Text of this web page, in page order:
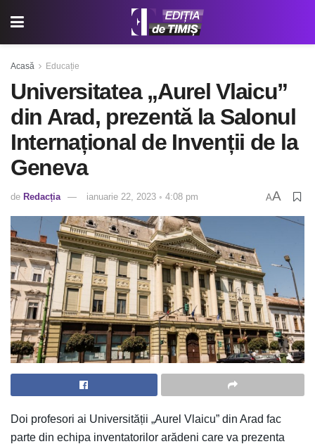
Acasă Educație
Universitatea „Aurel Vlaicu”
din Arad, prezentă la Salonul
Internațional de Invenții de la
Geneva
de Redacția ianuarie 22, 2023 ◦ 4:08 pm AA
Doi profesori ai Universității „Aurel Vlaicu” din Arad fac
parte din echipa inventatorilor arădeni care va prezenta